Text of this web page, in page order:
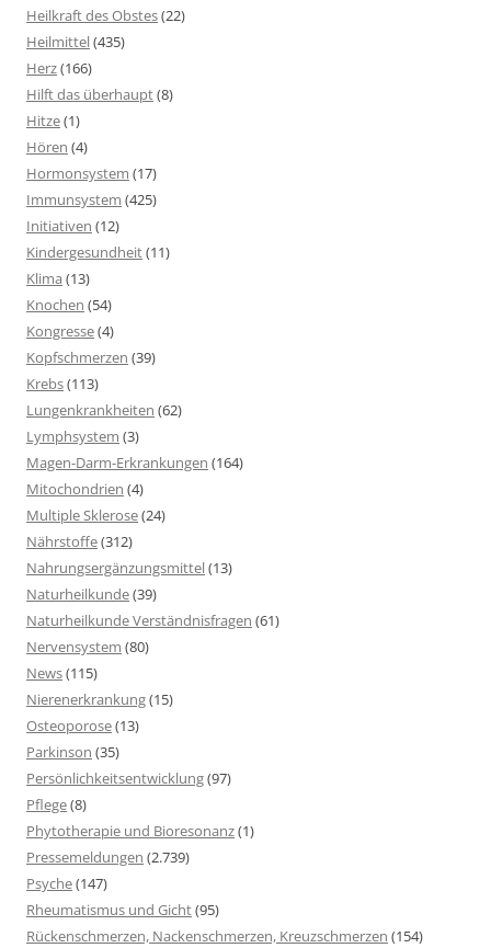
Heilkraft des Obstes(22)
Heilmittel(435)
Herz(166)
Hilft das überhaupt(8)
Hitze(1)
Hören (4)
Hormonsystem (17)
Immunsystem (425)
Initiativen (12)
Kindergesundheit(11)
Klima (13)
Knochen (54)
Kongresse(4)
Kopfschmerzen (39)
Krebs(113)
Lungenkrankheiten (62)
Lymphsystem (3)
Magen-Darm-Erkrankungen (164)
Mitochondrien (4)
Multiple Sklerose(24)
Nährstoffe(312)
Nahrungsergänzungsmittel(13)
Naturheilkunde(39)
Naturheilkunde Verständnisfragen (61)
Nervensystem (80)
News(115)
Nierenerkrankung(15)
Osteoporose(13)
Parkinson (35)
Persönlichkeitsentwicklung(97)
Pflege(8)
Phytotherapie und Bioresonanz(1)
Pressemeldungen (2.739)
Psyche(147)
Rheumatismus und Gicht(95)
Rückenschmerzen, Nackenschmerzen, Kreuzschmerzen (154)